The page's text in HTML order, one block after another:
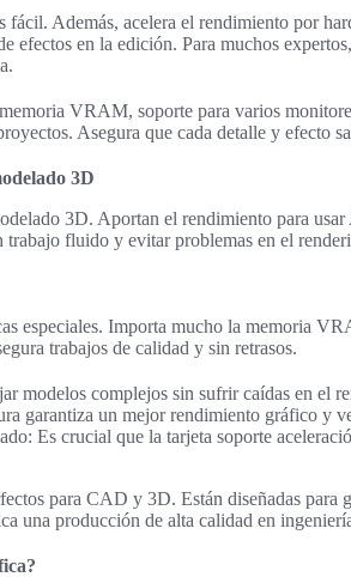
fácil. Además, acelera el rendimiento por
efectos en la edición. Para muchos
VRAM, soporte para varios
Asegura que cada detalle y efecto
3D
3D. Aportan el rendimiento para
fluido y evitar problemas en el
especiales. Importa mucho la memoria
trabajos de calidad y sin retrasos.
modelos complejos sin sufrir caídas en el
garantiza un mejor rendimiento gráfico y
Es crucial que la tarjeta soporte
para CAD y 3D. Están diseñadas para
una producción de alta calidad en